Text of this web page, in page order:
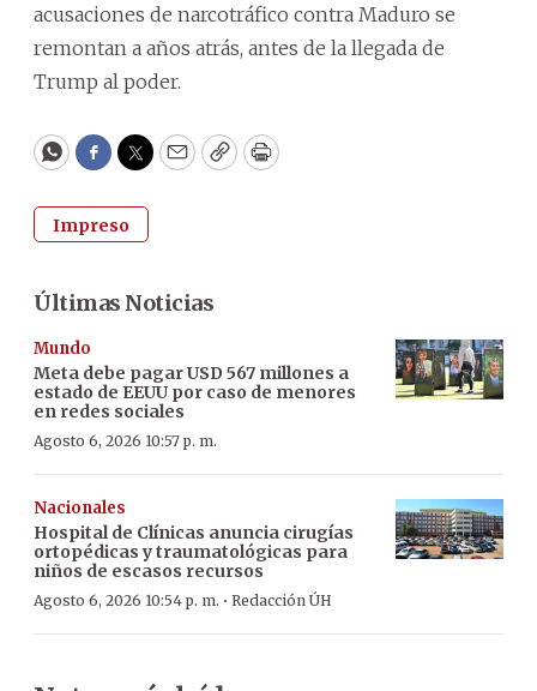
acusaciones de narcotráfico contra Maduro se
remontan a años atrás, antes de la llegada de
Trump al poder.
WhatsApp
Facebook
Twitter
EmailCopyPrint
Impreso
Últimas Noticias
Mundo
Meta debe pagar USD 567 millones a
estado de EEUU por caso de menores
en redes sociales
Agosto 6, 2026 10:57 p. m.
Nacionales
Hospital de Clínicas anuncia cirugías
ortopédicas y traumatológicas para
niños de escasos recursos
Agosto 6, 2026 10:54 p. m. · Redacción ÚH